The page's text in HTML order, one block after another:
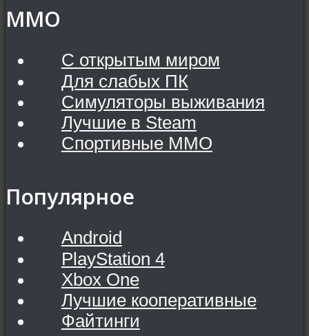
MMO
С открытым миром
Для слабых ПК
Симуляторы выживания
Лучшие в Steam
Спортивные MMO
Популярное
Android
PlayStation 4
Xbox One
Лучшие кооперативные
Файтинги